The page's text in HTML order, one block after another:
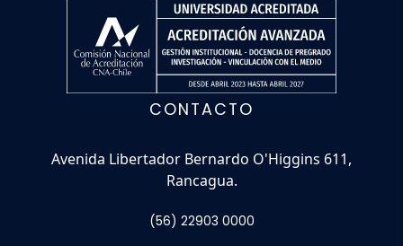
CONTACTO
Avenida Libertador Bernardo O'Higgins 611,
Rancagua.
(56) 22903 0000